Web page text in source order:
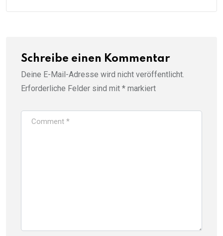
Schreibe einen Kommentar
Deine E-Mail-Adresse wird nicht veröffentlicht.
Erforderliche Felder sind mit * markiert